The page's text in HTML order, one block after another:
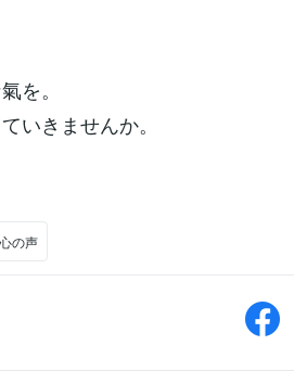
を。
いきませんか。
の声